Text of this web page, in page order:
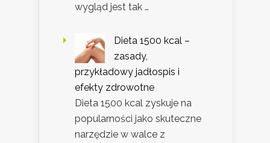
wygląd jest tak …
Dieta 1500 kcal –
zasady,
przykładowy jadłospis i
efekty zdrowotne
Dieta 1500 kcal zyskuje na
popularności jako skuteczne
narzędzie w walce z